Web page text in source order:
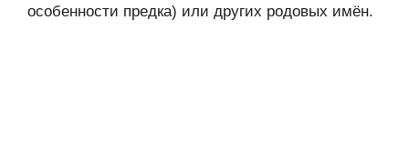
особенности предка) или других родовых имён.